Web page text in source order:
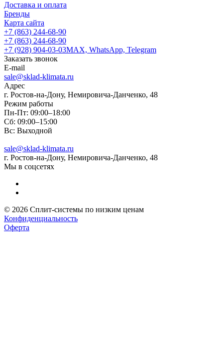
Доставка и оплата
Бренды
Карта сайта
+7 (863) 244-68-90
+7 (863) 244-68-90
+7 (928) 904-03-03MAX, WhatsApp, Telegram
Заказать звонок
E-mail
sale@sklad-klimata.ru
Адрес
г. Ростов-на-Дону, Немировича-Данченко, 48
Режим работы
Пн-Пт: 09:00–18:00
Сб: 09:00–15:00
Вс: Выходной
sale@sklad-klimata.ru
г. Ростов-на-Дону, Немировича-Данченко, 48
Мы в соцсетях
© 2026 Сплит-системы по низким ценам
Конфиденциальность
Оферта